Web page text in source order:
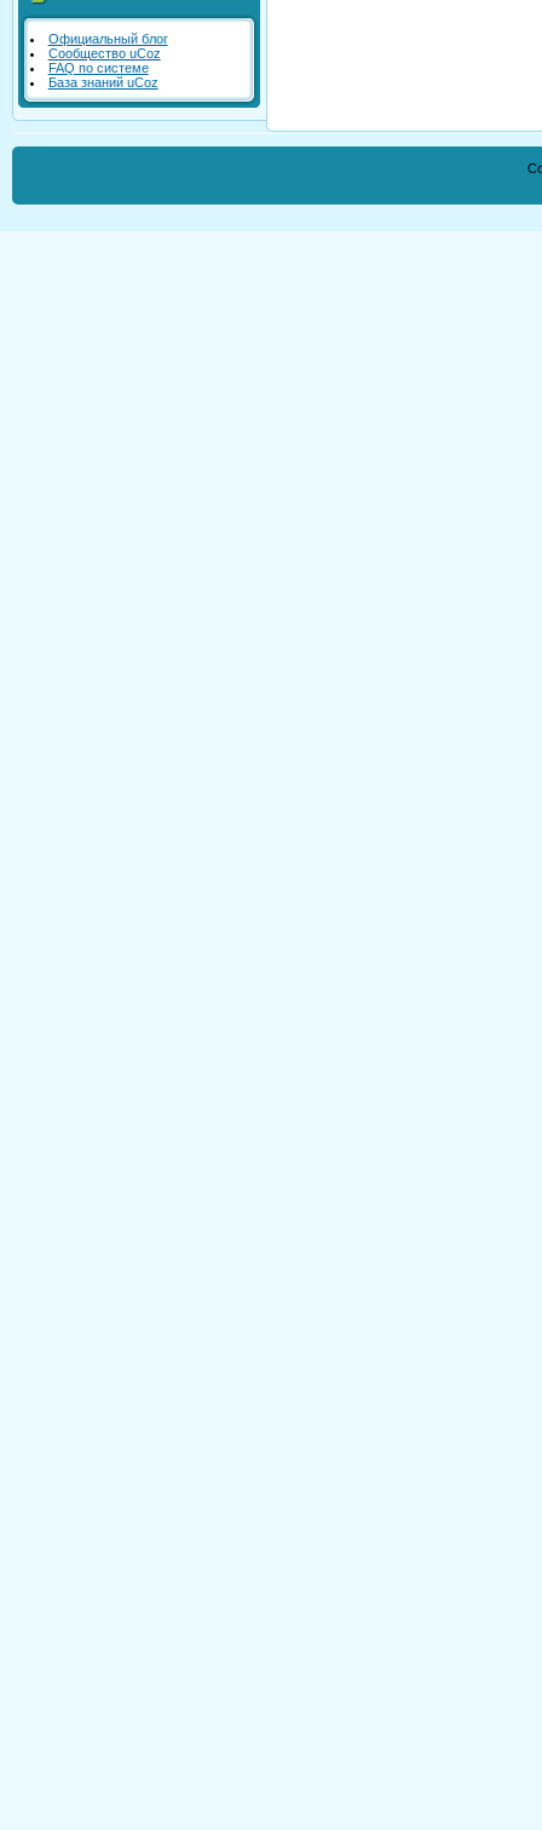
Официальный блог
Сообщество uCoz
FAQ по системе
База знаний uCoz